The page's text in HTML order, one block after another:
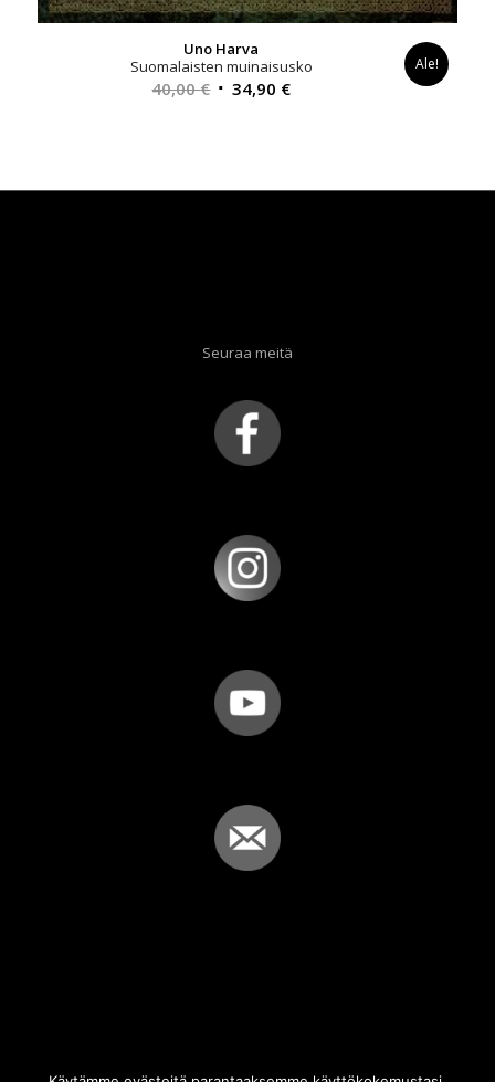
Uno Harva
Suomalaisten muinaisusko
40,00€ Alkuperäinen
34,90 €Nykyinen
Ale!
Seuraa meitä